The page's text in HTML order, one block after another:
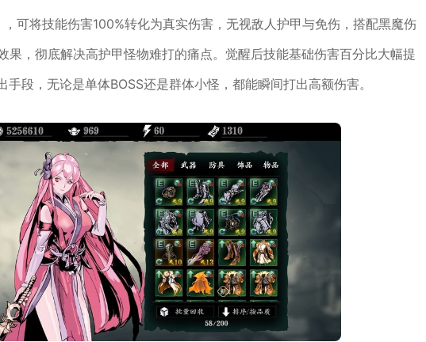
，可将技能伤害100%转化为真实伤害，无视敌人护甲与免伤，搭配黑魔伤
，彻底解决高护甲怪物难打的痛点。觉醒后技能基础伤害百分比大幅提
段，无论是单体BOSS还是群体小怪，都能瞬间打出高额伤害。